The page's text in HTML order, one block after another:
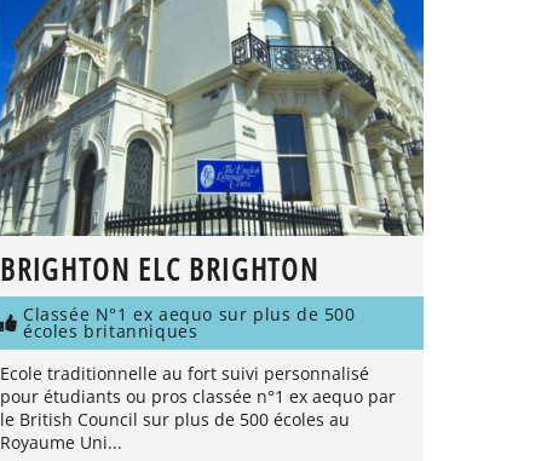
BRIGHTON ELC BRIGHTON
Classée N°1 ex aequo sur plus de 500
écoles britanniques
Ecole traditionnelle au fort suivi personnalisé
pour étudiants ou pros classée n°1 ex aequo par
le British Council sur plus de 500 écoles au
Royaume Uni...